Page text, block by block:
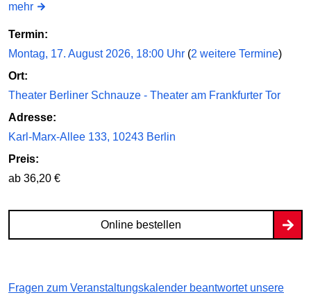
mehr
Termin:
Montag, 17. August 2026, 18:00 Uhr (2 weitere Termine)
Ort:
Theater Berliner Schnauze - Theater am Frankfurter Tor
Adresse:
Karl-Marx-Allee 133, 10243 Berlin
Preis:
ab 36,20 €
Online bestellen
Fragen zum Veranstaltungskalender beantwortet unsere